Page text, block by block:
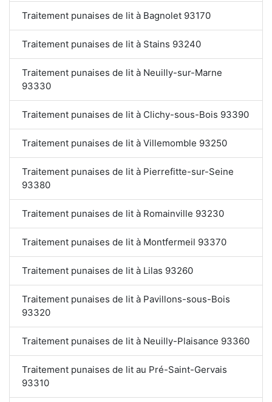
Traitement punaises de lit à Bagnolet 93170
Traitement punaises de lit à Stains 93240
Traitement punaises de lit à Neuilly-sur-Marne
93330
Traitement punaises de lit à Clichy-sous-Bois 93390
Traitement punaises de lit à Villemomble 93250
Traitement punaises de lit à Pierrefitte-sur-Seine
93380
Traitement punaises de lit à Romainville 93230
Traitement punaises de lit à Montfermeil 93370
Traitement punaises de lit à Lilas 93260
Traitement punaises de lit à Pavillons-sous-Bois
93320
Traitement punaises de lit à Neuilly-Plaisance 93360
Traitement punaises de lit au Pré-Saint-Gervais
93310